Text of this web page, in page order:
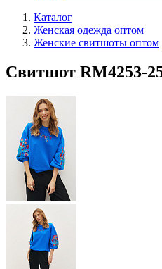
Каталог
Женская одежда оптом
Женские свитшоты оптом
Свитшот RM4253-